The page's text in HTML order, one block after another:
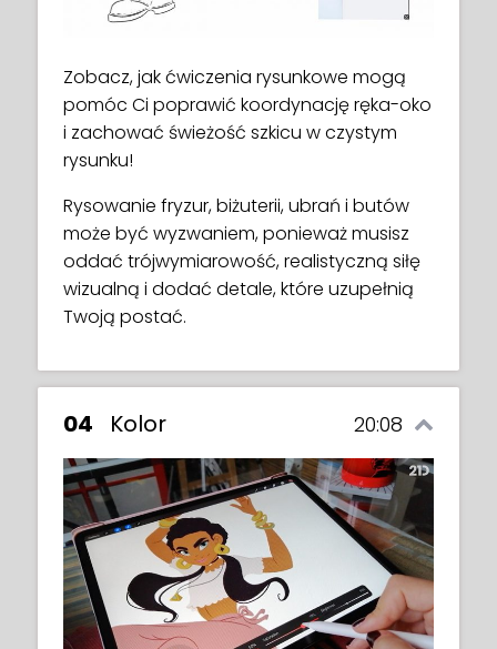
Zobacz, jak ćwiczenia rysunkowe mogą
pomóc Ci poprawić koordynację ręka-oko
i zachować świeżość szkicu w czystym
rysunku!
Rysowanie fryzur, biżuterii, ubrań i butów
może być wyzwaniem, ponieważ musisz
oddać trójwymiarowość, realistyczną siłę
wizualną i dodać detale, które uzupełnią
Twoją postać.
04 Kolor 20:08